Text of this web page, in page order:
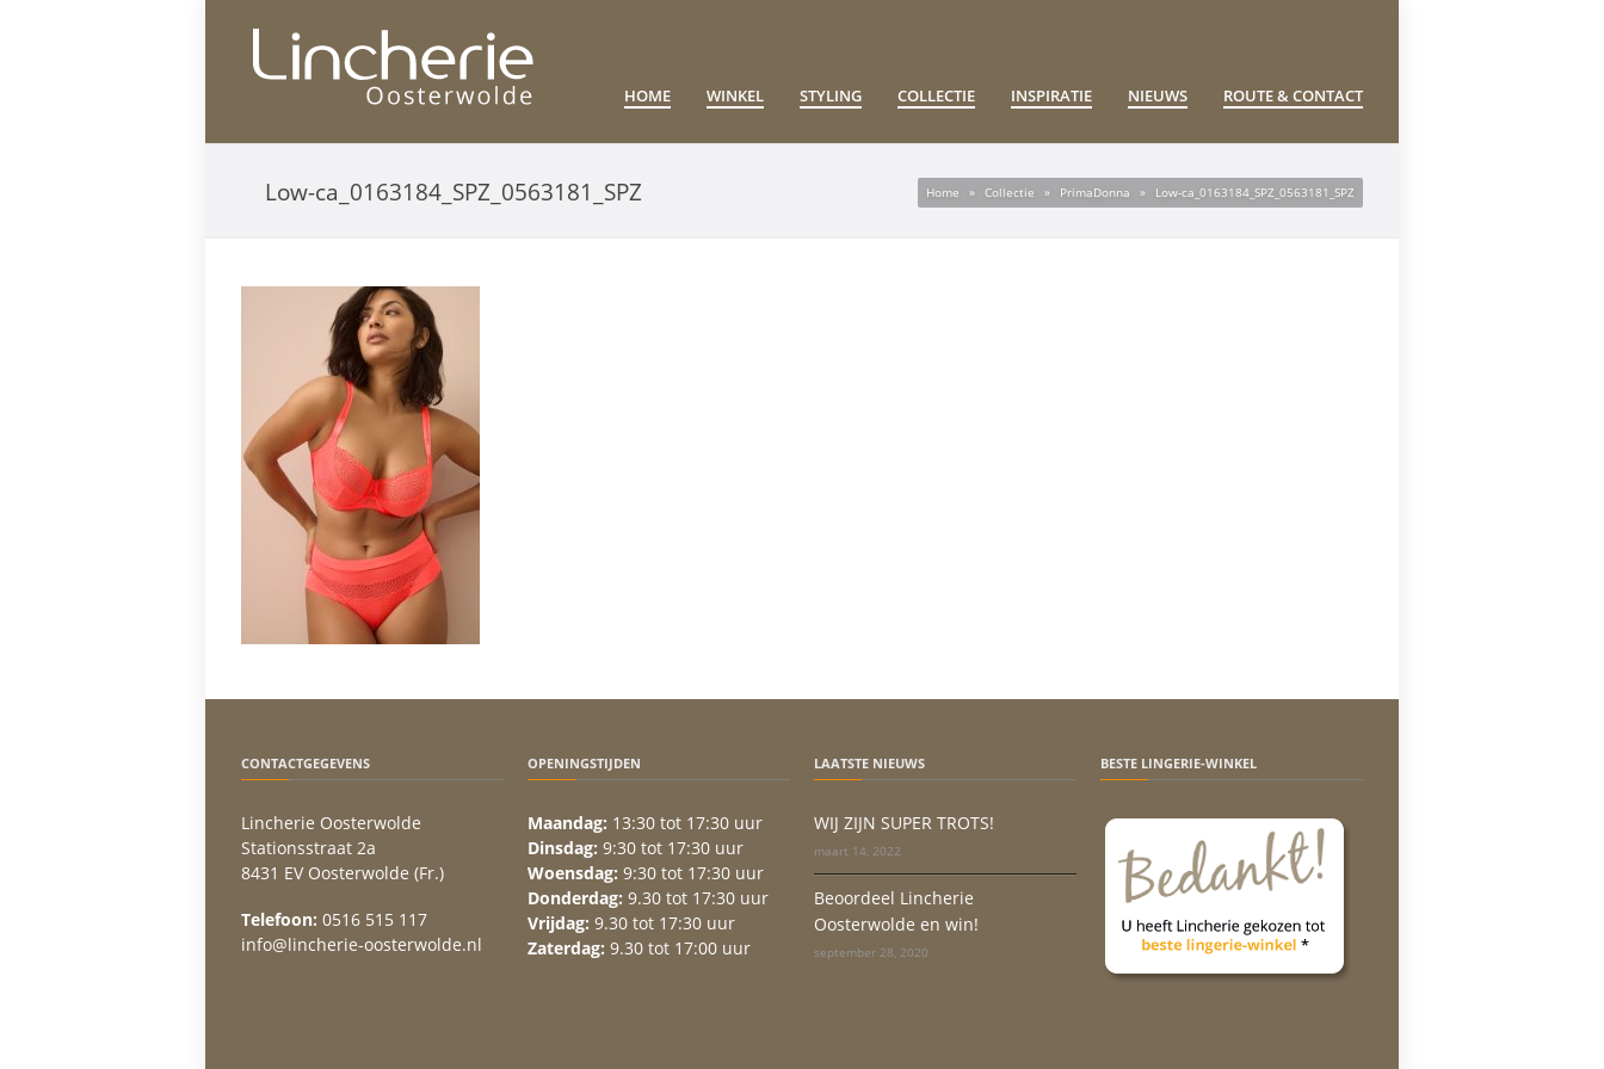
HOME WINKEL STYLING COLLECTIE INSPIRATIE NIEUWS ROUTE & CONTACT
Low-ca_0163184_SPZ_0563181_SPZ Home » Collectie » PrimaDonna » Low-ca_0163184_SPZ_0563181_SPZ
CONTACTGEGEVENS
Lincherie Oosterwolde
Stationsstraat 2a
8431 EV Oosterwolde (Fr.)
Telefoon: 0516 515 117
info@lincherie-oosterwolde.nl
OPENINGSTIJDEN
Maandag: 13:30 tot 17:30 uur
Dinsdag: 9:30 tot 17:30 uur
Woensdag: 9:30 tot 17:30 uur
Donderdag: 9.30 tot 17:30 uur
Vrijdag: 9.30 tot 17:30 uur
Zaterdag: 9.30 tot 17:00 uur
LAATSTE NIEUWS
WIJ ZIJN SUPER TROTS!
maart 14, 2022
Beoordeel Lincherie
Oosterwolde en win!
september 28, 2020
BESTE LINGERIE-WINKEL